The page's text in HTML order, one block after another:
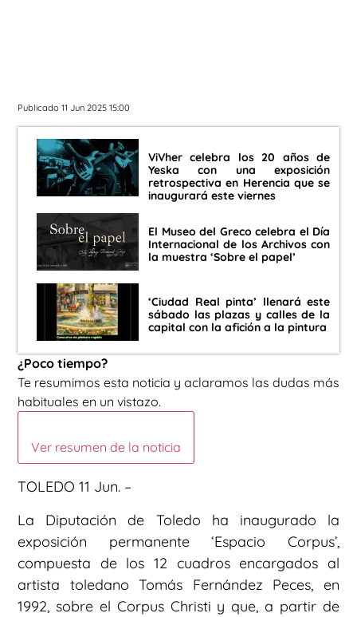
Publicado 11 Jun 2025 15:00
ViVher celebra los 20 años de
Yeska con una exposición
retrospectiva en Herencia que se
inaugurará este viernes
El Museo del Greco celebra el Día
Internacional de los Archivos con
la muestra ‘Sobre el papel’
‘Ciudad Real pinta’ llenará este
sábado las plazas y calles de la
capital con la afición a la pintura
¿Poco tiempo?
Te resumimos esta noticia y aclaramos las dudas más
habituales en un vistazo.
Ver resumen de la noticia
TOLEDO 11 Jun. –
La Diputación de Toledo ha inaugurado la
exposición permanente ‘Espacio Corpus’,
compuesta de los 12 cuadros encargados al
artista toledano Tomás Fernández Peces, en
1992, sobre el Corpus Christi y que, a partir de